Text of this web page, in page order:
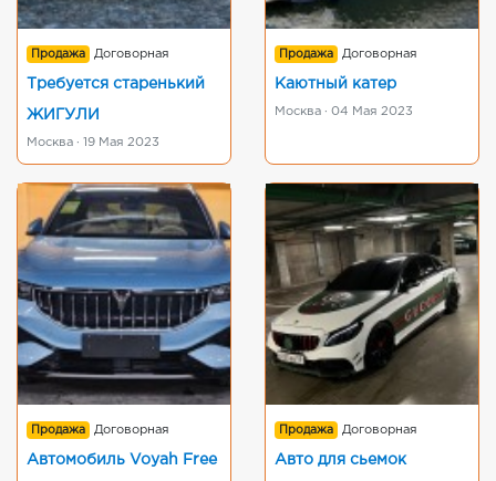
Продажа Договорная
Требуется старенький
ЖИГУЛИ
Москва · 19 Мая 2023
Продажа Договорная
Каютный катер
Москва · 04 Мая 2023
Продажа Договорная
Автомобиль Voyah Free
Продажа Договорная
Авто для сьемок